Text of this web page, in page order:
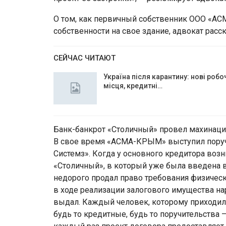
О том, как первичный собственник ООО
собственности на свое здание, адвокат
СЕЙЧАС ЧИТАЮТ
Україна після карантину: нові
місця, кредитні…
Банк-банкрот «Столичный» провел
В свое время «АСМА-КРЫМ» выступил
Системз». Когда у основного кредитора
«Столичный», в который уже была введена
недорого продал право требования
в ходе реализации залогового имущества
выдал. Каждый человек, которому
будь то кредитные, будь то